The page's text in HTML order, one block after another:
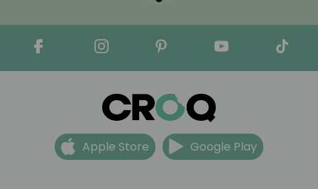
Apple Store Google Play